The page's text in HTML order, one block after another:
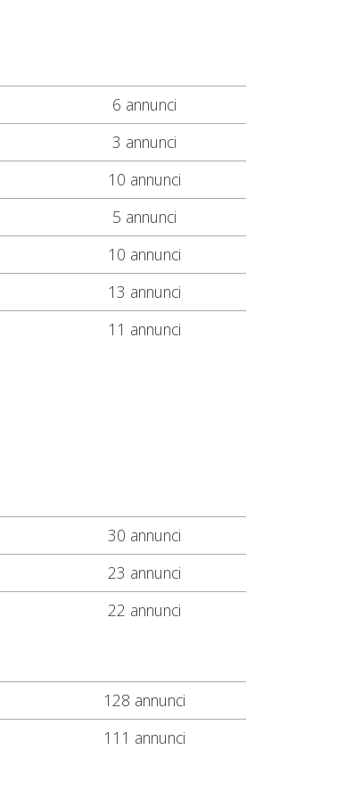
6 annunci
3 annunci
10 annunci
5 annunci
10 annunci
13 annunci
11 annunci
30 annunci
23 annunci
22 annunci
128 annunci
111 annunci